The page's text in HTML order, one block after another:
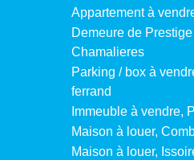
Appartement à
Demeure de
Chamalieres
Parking / box à
ferrand
Immeuble à vendre,
Maison à louer,
Maison à louer,